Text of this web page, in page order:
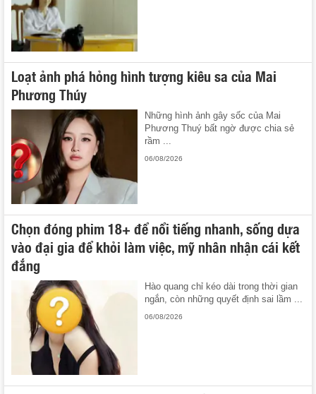
Loạt ảnh phá hỏng hình tượng kiêu sa của Mai
Phương Thúy
Những hình ảnh gây sốc của Mai
Phương Thuý bất ngờ được chia sẻ
rầm ...
06/08/2026
Chọn đóng phim 18+ để nổi tiếng nhanh, sống dựa
vào đại gia để khỏi làm việc, mỹ nhân nhận cái kết
đắng
Hào quang chỉ kéo dài trong thời gian
ngắn, còn những quyết định sai lầm ...
06/08/2026